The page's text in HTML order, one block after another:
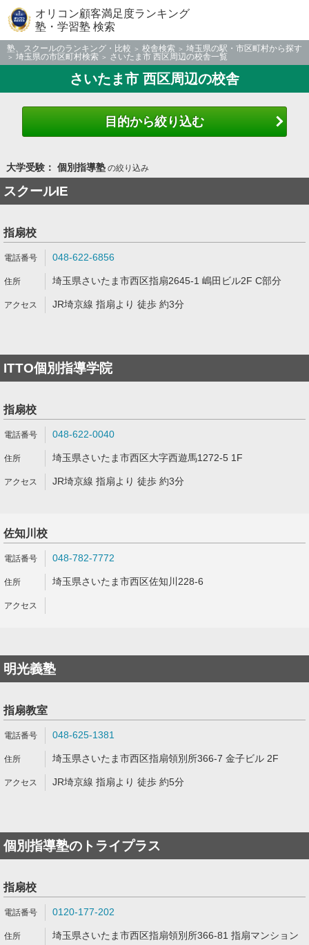
オリコン顧客満足度ランキング
塾・学習塾 検索
塾、スクールのランキング・比較 校舎検索
埼玉県の駅・市区町村から探す
埼玉県の市区町村検索
さいたま市 西区周辺の校舎一覧
さいたま市 西区周辺の校舎
目的から絞り込む
大学受験： 個別指導塾の絞り込み
スクールIE
指扇校
048-622-6856
埼玉県さいたま市西区指扇2645-1 嶋田ビル2F C部分
JR埼京線 指扇より 徒歩 約3分
ITTO個別指導学院
指扇校
048-622-0040
埼玉県さいたま市西区大字西遊馬1272-5 1F
JR埼京線 指扇より 徒歩 約3分
佐知川校
048-782-7772
埼玉県さいたま市西区佐知川228-6
明光義塾
指扇教室
048-625-1381
埼玉県さいたま市西区指扇領別所366-7 金子ビル 2F
JR埼京線 指扇より 徒歩 約5分
個別指導塾のトライプラス
指扇校
0120-177-202
埼玉県さいたま市西区指扇領別所366-81 指扇マンション